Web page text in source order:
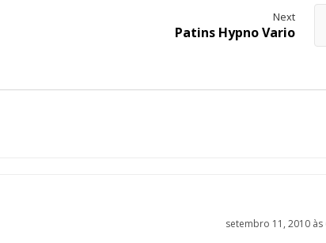
Next
Patins Hypno Vario
setembro 11, 2010 às